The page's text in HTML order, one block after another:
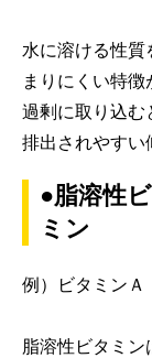
水に溶ける性質
まりにくい特徴
過剰に取り込む
排出されやすい
●脂溶性
ミン
例）ビタミンＡ
脂溶性ビタミ